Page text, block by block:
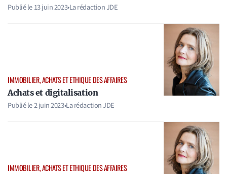
Publié le13 juin 2023•La rédaction JDE
IMMOBILIER, ACHATS ET ETHIQUE DES AFFAIRES
Achats et digitalisation
Publié le2 juin 2023•La rédaction JDE
IMMOBILIER, ACHATS ET ETHIQUE DES AFFAIRES